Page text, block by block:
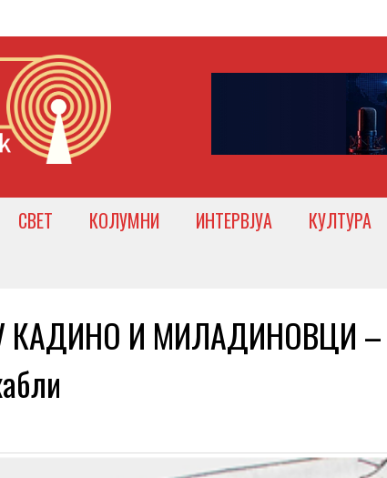
СВЕТ КОЛУМНИ ИНТЕРВЈУА КУЛТУРА
КАДИНО И МИЛАДИНОВЦИ –